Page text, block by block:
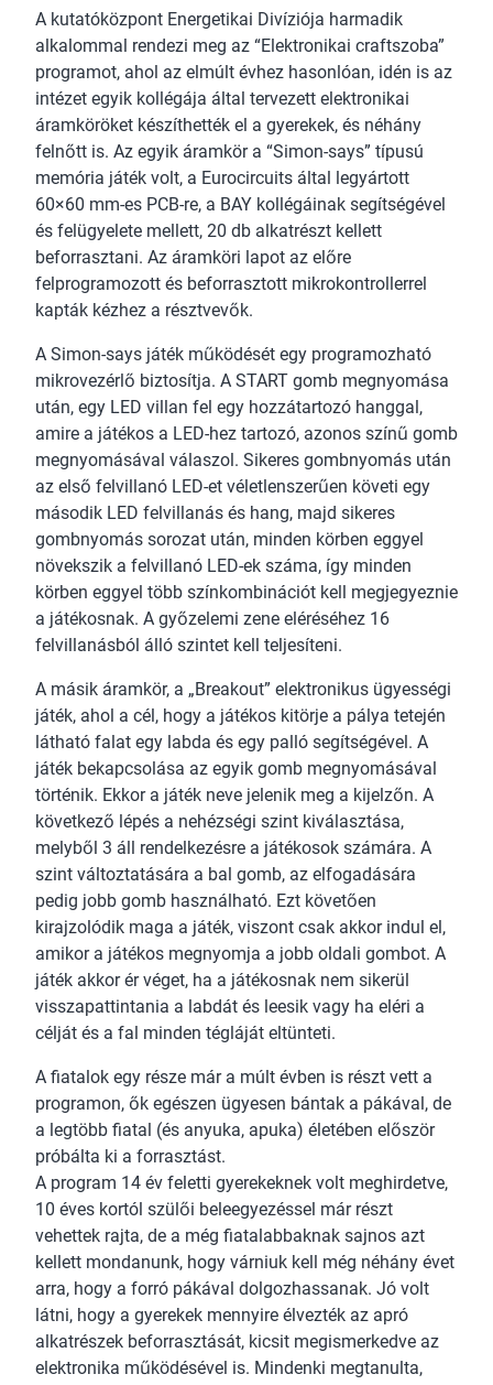
A kutatóközpont Energetikai Divíziója harmadik
alkalommal rendezi meg az “Elektronikai craftszoba”
programot, ahol az elmúlt évhez hasonlóan, idén is az
intézet egyik kollégája által tervezett elektronikai
áramköröket készíthették el a gyerekek, és néhány
felnőtt is. Az egyik áramkör a “Simon-says” típusú
memória játék volt, a Eurocircuits által legyártott
60×60 mm-es PCB-re, a BAY kollégáinak segítségével
és felügyelete mellett, 20 db alkatrészt kellett
beforrasztani. Az áramköri lapot az előre
felprogramozott és beforrasztott mikrokontrollerrel
kapták kézhez a résztvevők.
A Simon-says játék működését egy programozható
mikrovezérlő biztosítja. A START gomb megnyomása
után, egy LED villan fel egy hozzátartozó hanggal,
amire a játékos a LED-hez tartozó, azonos színű gomb
megnyomásával válaszol. Sikeres gombnyomás után
az első felvillanó LED-et véletlenszerűen követi egy
második LED felvillanás és hang, majd sikeres
gombnyomás sorozat után, minden körben eggyel
növekszik a felvillanó LED-ek száma, így minden
körben eggyel több színkombinációt kell megjegyeznie
a játékosnak. A győzelemi zene eléréséhez 16
felvillanásból álló szintet kell teljesíteni.
A másik áramkör, a „Breakout” elektronikus ügyességi
játék, ahol a cél, hogy a játékos kitörje a pálya tetején
látható falat egy labda és egy palló segítségével. A
játék bekapcsolása az egyik gomb megnyomásával
történik. Ekkor a játék neve jelenik meg a kijelzőn. A
következő lépés a nehézségi szint kiválasztása,
melyből 3 áll rendelkezésre a játékosok számára. A
szint változtatására a bal gomb, az elfogadására
pedig jobb gomb használható. Ezt követően
kirajzolódik maga a játék, viszont csak akkor indul el,
amikor a játékos megnyomja a jobb oldali gombot. A
játék akkor ér véget, ha a játékosnak nem sikerül
visszapattintania a labdát és leesik vagy ha eléri a
célját és a fal minden tégláját eltünteti.
A fiatalok egy része már a múlt évben is részt vett a
programon, ők egészen ügyesen bántak a pákával, de
a legtöbb fiatal (és anyuka, apuka) életében először
próbálta ki a forrasztást.
A program 14 év feletti gyerekeknek volt meghirdetve,
10 éves kortól szülői beleegyezéssel már részt
vehettek rajta, de a még fiatalabbaknak sajnos azt
kellett mondanunk, hogy várniuk kell még néhány évet
arra, hogy a forró pákával dolgozhassanak. Jó volt
látni, hogy a gyerekek mennyire élvezték az apró
alkatrészek beforrasztását, kicsit megismerkedve az
elektronika működésével is. Mindenki megtanulta,